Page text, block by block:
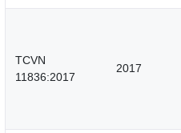
TCVN
11836:2017
2017